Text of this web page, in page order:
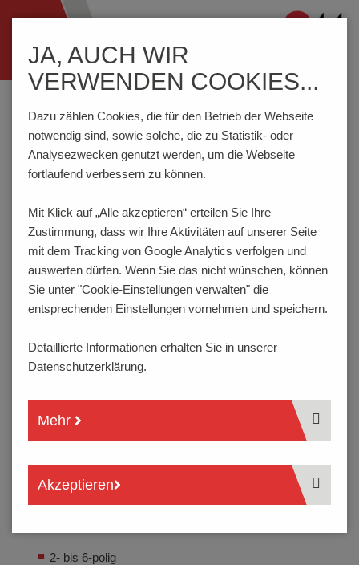
ein-/ausblenden
Home Komponenten
Anschlusstechnik
AK590/..DS-10.0-GRAU
AK590/..DS-10.0-GRAU
2- bis 6-polig
JA, AUCH WIR
VERWENDEN COOKIES...
Dazu zählen Cookies, die für den Betrieb der Webseite
notwendig sind, sowie solche, die zu Statistik- oder
Analysezwecken genutzt werden, um die Webseite
fortlaufend verbessern zu können.
Mit Klick auf „Alle akzeptieren“ erteilen Sie Ihre
Zustimmung, dass wir Ihre Aktivitäten auf unserer Seite
mit dem Tracking von Google Analytics verfolgen und
auswerten dürfen. Wenn Sie das nicht wünschen, können
Sie unter "Cookie-Einstellungen verwalten" die
entsprechenden Einstellungen vornehmen und speichern.
Detaillierte Informationen erhalten Sie in unserer
Datenschutzerklärung.
Mehr
Akzeptieren